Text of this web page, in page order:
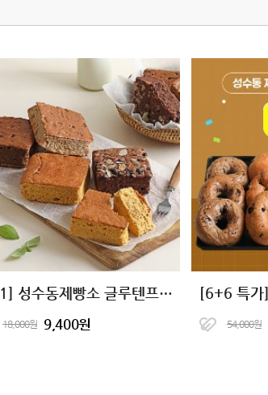
[2+1] 성수동제빵소 글루텐프리 단백한빵 4종
18,000원 9,400원 54,000원